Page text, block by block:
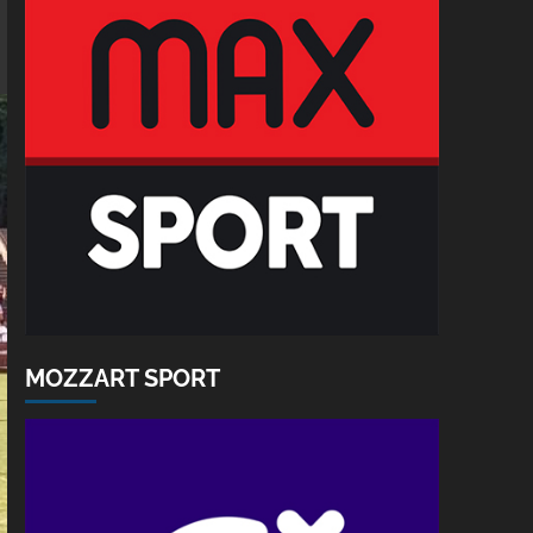
MOZZART SPORT